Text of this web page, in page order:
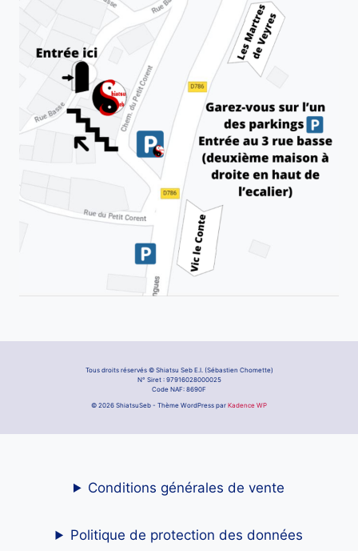
Tous droits réservés © Shiatsu Seb E.I. (Sébastien Chomette)
N° Siret : 97916028000025
Code NAF: 8690F
© 2026 ShiatsuSeb - Thème WordPress par Kadence WP
Conditions générales de vente
Politique de protection des données